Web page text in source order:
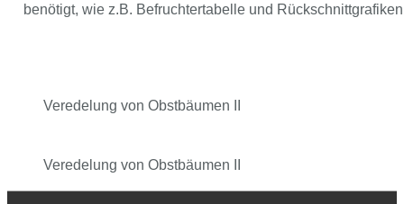
benötigt, wie z.B. Befruchtertabelle und
Veredelung von Obstbäumen II
Veredelung von Obstbäumen II